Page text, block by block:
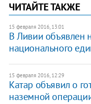
ЧИТАЙТЕ ТАКЖЕ
15 февраля 2016, 13:01
В Ливии объявлен
национального
15 февраля 2016, 12:29
Катар объявил о
наземной